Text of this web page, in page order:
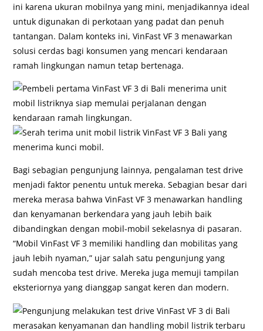
ini karena ukuran mobilnya yang mini, menjadikannya ideal
untuk digunakan di perkotaan yang padat dan penuh
tantangan. Dalam konteks ini, VinFast VF 3 menawarkan
solusi cerdas bagi konsumen yang mencari kendaraan
ramah lingkungan namun tetap bertenaga.
Bagi sebagian pengunjung lainnya, pengalaman test drive
menjadi faktor penentu untuk mereka. Sebagian besar dari
mereka merasa bahwa VinFast VF 3 menawarkan handling
dan kenyamanan berkendara yang jauh lebih baik
dibandingkan dengan mobil-mobil sekelasnya di pasaran.
“Mobil VinFast VF 3 memiliki handling dan mobilitas yang
jauh lebih nyaman,” ujar salah satu pengunjung yang
sudah mencoba test drive. Mereka juga memuji tampilan
eksteriornya yang dianggap sangat keren dan modern.